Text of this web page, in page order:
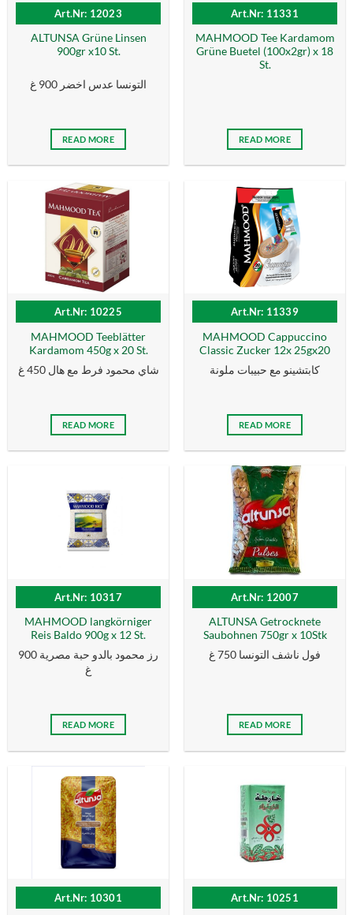
Art.Nr: 12023
ALTUNSA Grüne Linsen
900gr x10 St.
التونسا عدس اخضر 900 غ
READ MORE
Art.Nr: 11331
MAHMOOD Tee Kardamom
Grüne Buetel (100x2gr) x 18
St.
READ MORE
Art.Nr: 10225
MAHMOOD Teeblätter
Kardamom 450g x 20 St.
شاي محمود فرط مع هال 450 غ
READ MORE
Art.Nr: 11339
MAHMOOD Cappuccino
Classic Zucker 12x 25gx20
كابتشينو مع حبيبات ملونة
READ MORE
Art.Nr: 10317
MAHMOOD langkörniger
Reis Baldo 900g x 12 St.
رز محمود بالدو حبة مصرية 900
غ
READ MORE
Art.Nr: 12007
ALTUNSA Getrocknete
Saubohnen 750gr x 10Stk
فول ناشف التونسا 750 غ
READ MORE
Art.Nr: 10301
Art.Nr: 10251